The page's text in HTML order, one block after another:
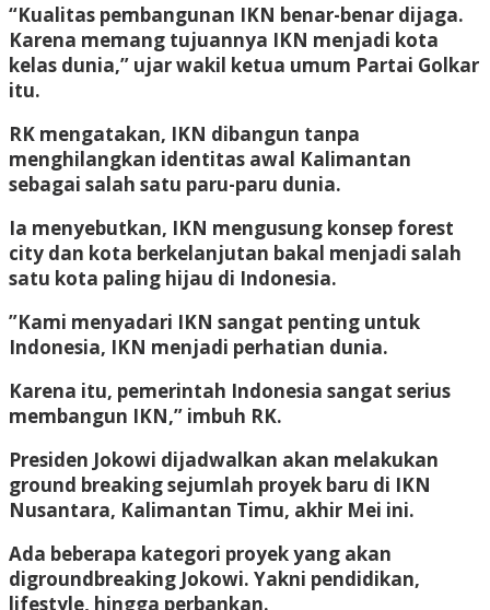
“Kualitas pembangunan IKN benar-benar dijaga.
Karena memang tujuannya IKN menjadi kota
kelas dunia,” ujar wakil ketua umum Partai Golkar
itu.
RK mengatakan, IKN dibangun tanpa
menghilangkan identitas awal Kalimantan
sebagai salah satu paru-paru dunia.
Ia menyebutkan, IKN mengusung konsep forest
city dan kota berkelanjutan bakal menjadi salah
satu kota paling hijau di Indonesia.
”Kami menyadari IKN sangat penting untuk
Indonesia, IKN menjadi perhatian dunia.
Karena itu, pemerintah Indonesia sangat serius
membangun IKN,” imbuh RK.
Presiden Jokowi dijadwalkan akan melakukan
ground breaking sejumlah proyek baru di IKN
Nusantara, Kalimantan Timu, akhir Mei ini.
Ada beberapa kategori proyek yang akan
digroundbreaking Jokowi. Yakni pendidikan,
lifestyle, hingga perbankan.